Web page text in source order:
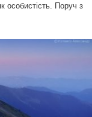
особистість. Поруч з